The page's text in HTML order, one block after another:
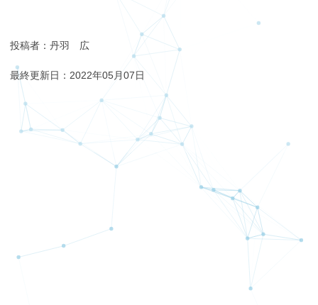
投稿者：丹羽 広
最終更新日：2022年05月07日
【12月12日投稿】新アプリ「Ava Trade Go」動画マニ
ュアル【導入編】